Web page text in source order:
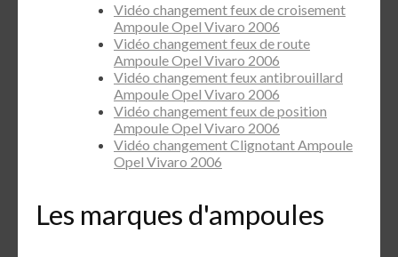
Vidéo changement feux de croisement
Ampoule Opel Vivaro 2006
Vidéo changement feux de route
Ampoule Opel Vivaro 2006
Vidéo changement feux antibrouillard
Ampoule Opel Vivaro 2006
Vidéo changement feux de position
Ampoule Opel Vivaro 2006
Vidéo changement Clignotant Ampoule
Opel Vivaro 2006
Les marques d'ampoules